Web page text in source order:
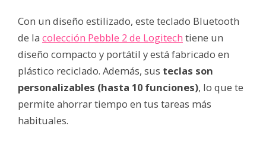
Con un diseño estilizado, este teclado Bluetooth
de la colección Pebble 2 de Logitech tiene un
diseño compacto y portátil y está fabricado en
plástico reciclado. Además, sus teclas son
personalizables (hasta 10 funciones), lo que te
permite ahorrar tiempo en tus tareas más
habituales.